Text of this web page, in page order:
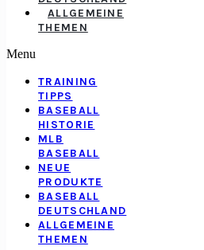
ALLGEMEINE
THEMEN
Menu
TRAINING
TIPPS
BASEBALL
HISTORIE
MLB
BASEBALL
NEUE
PRODUKTE
BASEBALL
DEUTSCHLAND
ALLGEMEINE
THEMEN